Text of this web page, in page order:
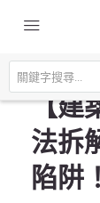
主頁
【建築期付
【建
法拆
陷阱！